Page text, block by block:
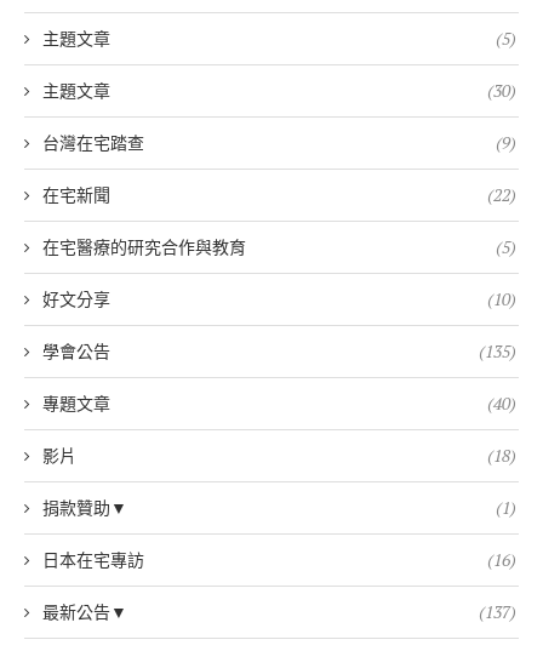
主題文章 (5)
主題文章 (30)
台灣在宅踏查 (9)
在宅新聞 (22)
在宅醫療的研究合作與教育 (5)
好文分享 (10)
學會公告 (135)
專題文章 (40)
影片 (18)
捐款贊助▼ (1)
日本在宅專訪 (16)
最新公告▼ (137)